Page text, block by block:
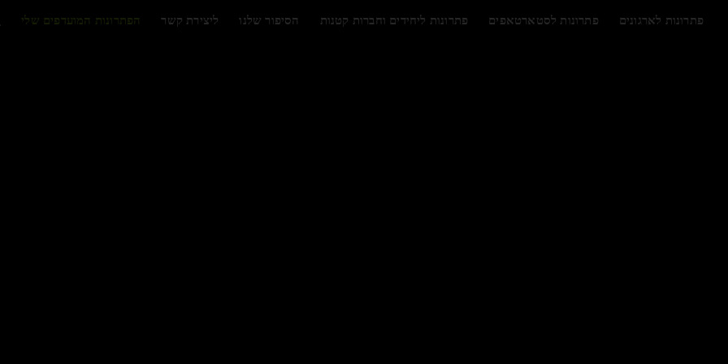
פתרונות לארגונים פתרונות לסטארטאפים פתרונות ליחידים וחברות קטנות הסיפור שלנו ליצירת קשר הפתרונות המועדפים שלי